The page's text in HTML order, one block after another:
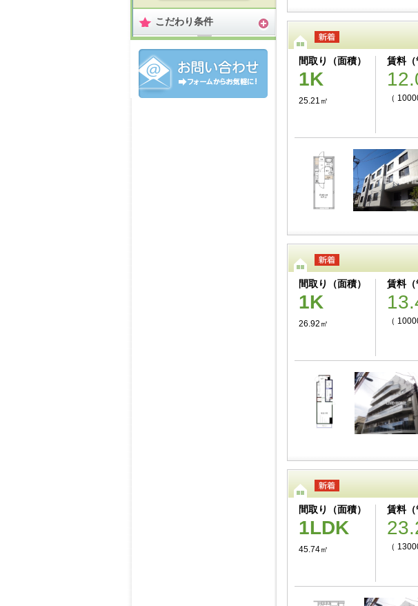
こだわり条件
間取り（面積）
1K
25.21㎡
賃料（
（
間取り（面積）
1K
26.92㎡
賃料（
（
間取り（面積）
1LDK
45.74㎡
賃料（
（